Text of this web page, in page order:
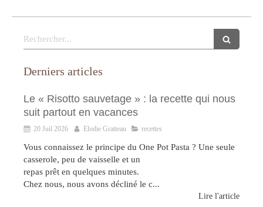
Rechercher
Derniers articles
Le « Risotto sauvetage » : la recette qui nous
suit partout en vacances
20 Juil 2026 Elodie Gratteau recettes
Vous connaissez le principe du One Pot Pasta ? Une seule
casserole, peu de vaisselle et un
repas prêt en quelques minutes.
Chez nous, nous avons décliné le c...
Lire l'article